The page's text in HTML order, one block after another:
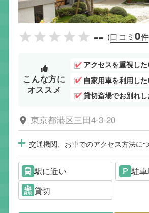
-- (口コミ0
こんな方に
オススメ
アクセスを重視し
自家用車を利用し
貸切斎場でお別れ
東京都港区三田4-3-20
交通機関、お車でのアクセス方法に
駅に近い
駐車
貸切